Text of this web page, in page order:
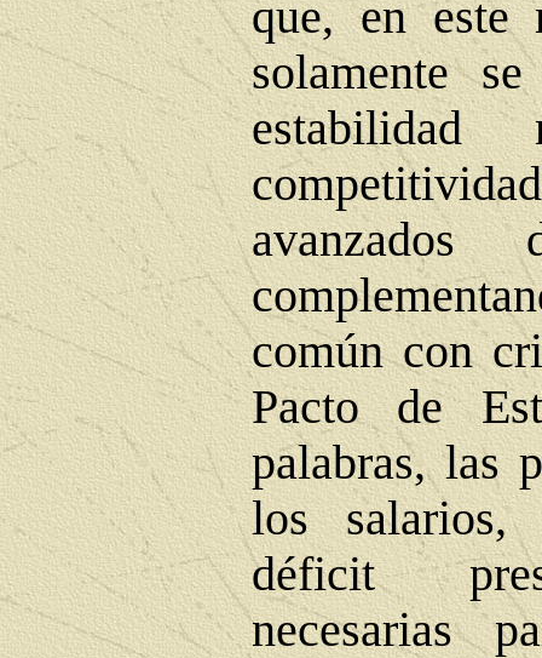
que, en este
solamente
común con
Pacto de
palabras, las
los
déficit
necesarias